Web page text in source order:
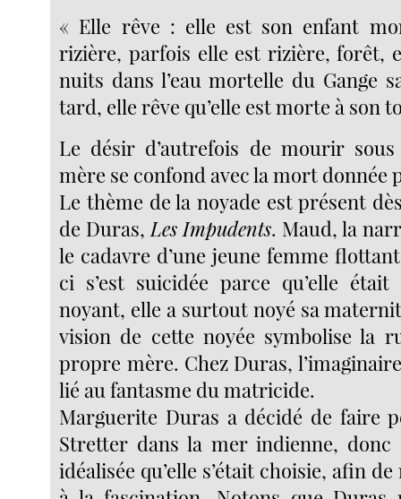
« Elle rêve : elle est son enfant
rizière, parfois elle est rizière, forêt,
nuits dans l’eau mortelle du Gange
tard, elle rêve qu’elle est morte à son
Le désir d’autrefois de mourir
mère se confond avec la mort donnée
Le thème de la noyade est présent
de Duras,Les Impudents. Maud, la
le cadavre d’une jeune femme
ci s’est suicidée parce qu’elle
noyant, elle a surtout noyé sa
vision de cette noyée symbolise la
propre mère. Chez Duras,
lié au fantasme du matricide.
Marguerite Duras a décidé de faire
Stretter dans la mer indienne,
idéalisée qu’elle s’était choisie, afin